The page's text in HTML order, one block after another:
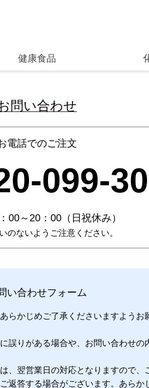
健康食品
問い合わせ
電話でのご注文
099-
00～20：00（日祝休み）
のないようご注意ください。
い合わせフォーム
らかじめご了承くださいますようお
誤りがある場合や、お問い合わせの
、翌営業日の対応となりますので、
返答する場合がございます。あらか